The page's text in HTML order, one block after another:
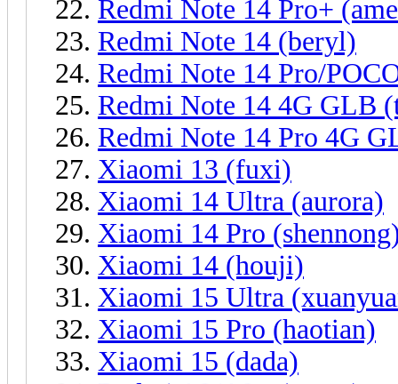
Redmi Note 14 Pro+
Redmi Note 14 (beryl)
Redmi Note 14 Pro/
Redmi Note 14 4G GLB
Redmi Note 14 Pro 4G
Xiaomi 13 (fuxi)
Xiaomi 14 Ultra (aurora)
Xiaomi 14 Pro
Xiaomi 14 (houji)
Xiaomi 15 Ultra
Xiaomi 15 Pro (haotian)
Xiaomi 15 (dada)